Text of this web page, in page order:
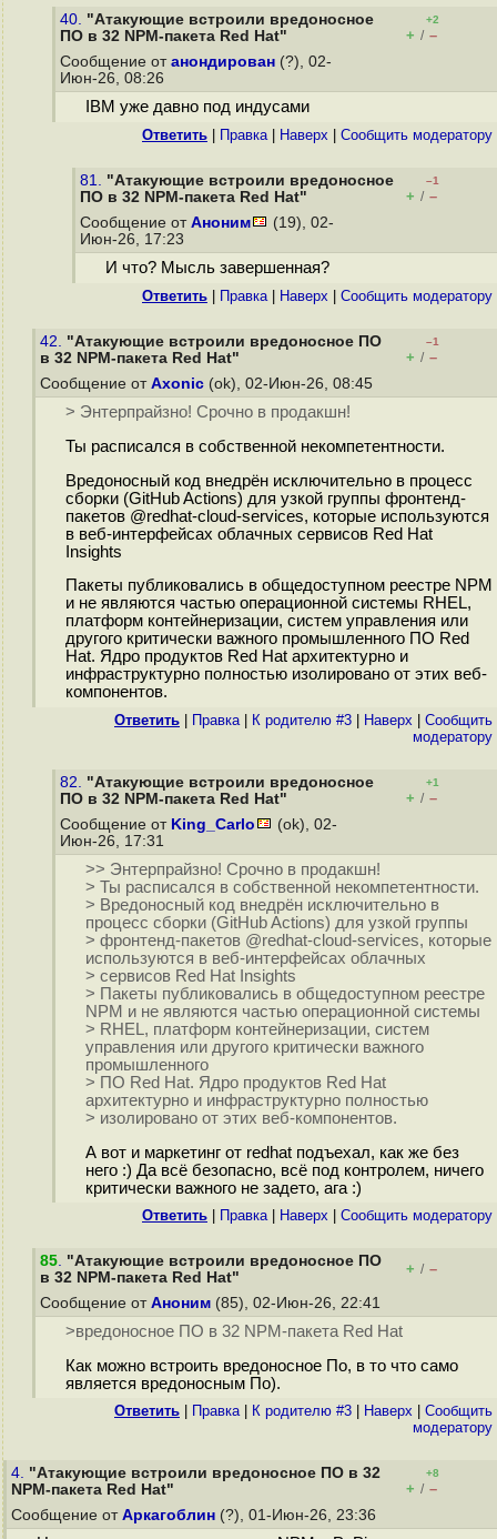
40. "Атакующие встроили вредоносное
ПО в 32 NPM-пакета Red Hat"
+2
+ / –
Сообщение от анондирован (?), 02-
Июн-26, 08:26
IBM уже давно под индусами
Ответить Правка| Наверх Cообщить модератору
81. "Атакующие встроили вредоносное
ПО в 32 NPM-пакета Red Hat"
–1
+ / –
Сообщение от Аноним
(19), 02-
Июн-26, 17:23
И что? Мысль завершенная?
Ответить Правка| Наверх Cообщить модератору
42. "Атакующие встроили вредоносное ПО
в 32 NPM-пакета Red Hat"
–1
+ / –
Сообщение от Axonic (ok), 02-Июн-26, 08:45
> Энтерпрайзно! Срочно в продакшн!
Ты расписался в собственной некомпетентности.
Вредоносный код внедрён исключительно в процесс
сборки (GitHub Actions) для узкой группы фронтенд-
пакетов @redhat-cloud-services, которые используются
в веб-интерфейсах облачных сервисов Red Hat
Insights
Пакеты публиковались в общедоступном реестре NPM
и не являются частью операционной системы RHEL,
платформ контейнеризации, систем управления или
другого критически важного промышленного ПО Red
Hat. Ядро продуктов Red Hat архитектурно и
инфраструктурно полностью изолировано от этих веб-
компонентов.
Ответить Правка| К родителю #3 Наверх
Cообщить
модератору
82. "Атакующие встроили вредоносное
ПО в 32 NPM-пакета Red Hat"
+1
+ / –
Сообщение от King_Carlo
(ok), 02-
Июн-26, 17:31
>> Энтерпрайзно! Срочно в продакшн!
> Ты расписался в собственной некомпетентности.
> Вредоносный код внедрён исключительно в
процесс сборки (GitHub Actions) для узкой группы
> фронтенд-пакетов @redhat-cloud-services, которые
используются в веб-интерфейсах облачных
> сервисов Red Hat Insights
> Пакеты публиковались в общедоступном реестре
NPM и не являются частью операционной системы
> RHEL, платформ контейнеризации, систем
управления или другого критически важного
промышленного
> ПО Red Hat. Ядро продуктов Red Hat
архитектурно и инфраструктурно полностью
> изолировано от этих веб-компонентов.
А вот и маркетинг от redhat подъехал, как же без
него :) Да всё безопасно, всё под контролем, ничего
критически важного не задето, ага :)
Ответить Правка| Наверх Cообщить модератору
85. "Атакующие встроили вредоносное ПО
в 32 NPM-пакета Red Hat"
+ / –
Сообщение от Аноним (85), 02-Июн-26, 22:41
>вредоносное ПО в 32 NPM-пакета Red Hat
Как можно встроить вредоносное По, в то что само
является вредоносным По).
Ответить Правка| К родителю #3 Наверх
Cообщить
модератору
4. "Атакующие встроили вредоносное ПО в 32
NPM-пакета Red Hat"
+8
+ / –
Сообщение от Аркагоблин (?), 01-Июн-26, 23:36